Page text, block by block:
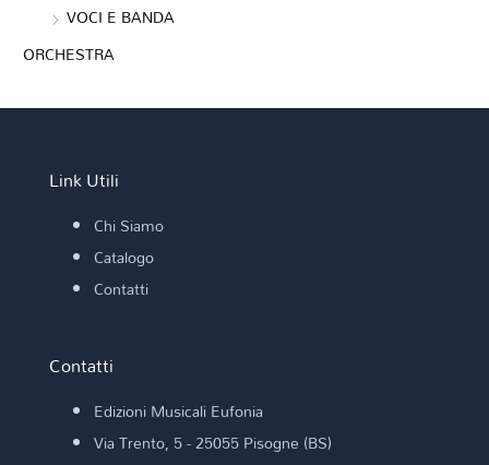
VOCI E BANDA
ORCHESTRA
Link Utili
Chi Siamo
Catalogo
Contatti
Contatti
Edizioni Musicali Eufonia
Via Trento, 5 - 25055 Pisogne (BS)